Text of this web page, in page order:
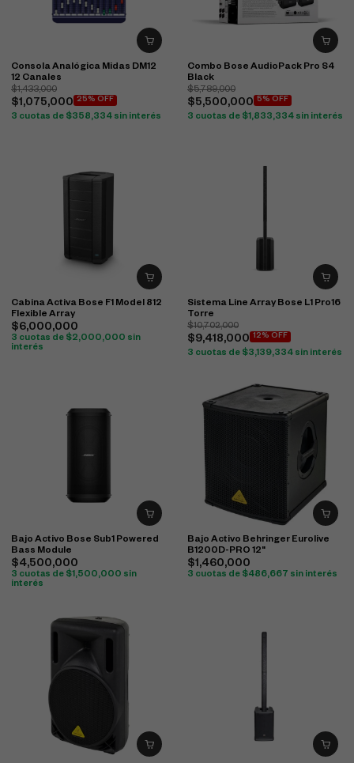
Consola Analógica Midas DM12
12 Canales
$1,433,000
$1,075,000 25% OFF
3 cuotas de $358,334 sin interés
Combo Bose AudioPack Pro S4
Black
$5,789,000
$5,500,000 5% OFF
3 cuotas de $1,833,334 sin interés
Cabina Activa Bose F1 Model 812
Flexible Array
$6,000,000
3 cuotas de $2,000,000 sin
interés
Sistema Line Array Bose L1 Pro16
Torre
$10,702,000
$9,418,000 12% OFF
3 cuotas de $3,139,334 sin interés
Bajo Activo Bose Sub1 Powered
Bass Module
$4,500,000
3 cuotas de $1,500,000 sin
interés
Bajo Activo Behringer Eurolive
B1200D-PRO 12"
$1,460,000
3 cuotas de $486,667 sin interés